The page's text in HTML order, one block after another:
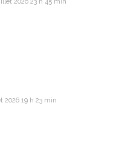
2026 19 h 23 min